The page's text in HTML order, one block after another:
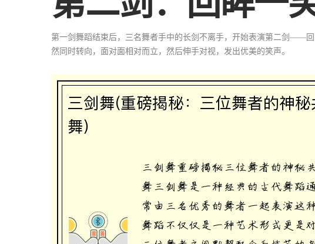
第一剑舞蹈结束后，三名舞者手中的长剑不离手，开始表演第二剑——
然同时转向，面对面相对而立，然后伸手对视，发出优美的笑声。